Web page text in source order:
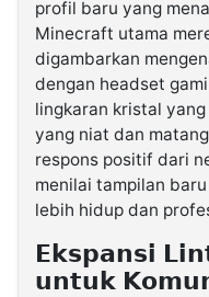
profil baru yang
Minecraft utama
digambarkan
dengan headset
lingkaran kristal
yang niat dan
respons positif dari
menilai tampilan
lebih hidup dan
𝗘𝗸𝘀𝗽𝗮𝗻𝘀𝗶
𝘂𝗻𝘁𝘂𝗸